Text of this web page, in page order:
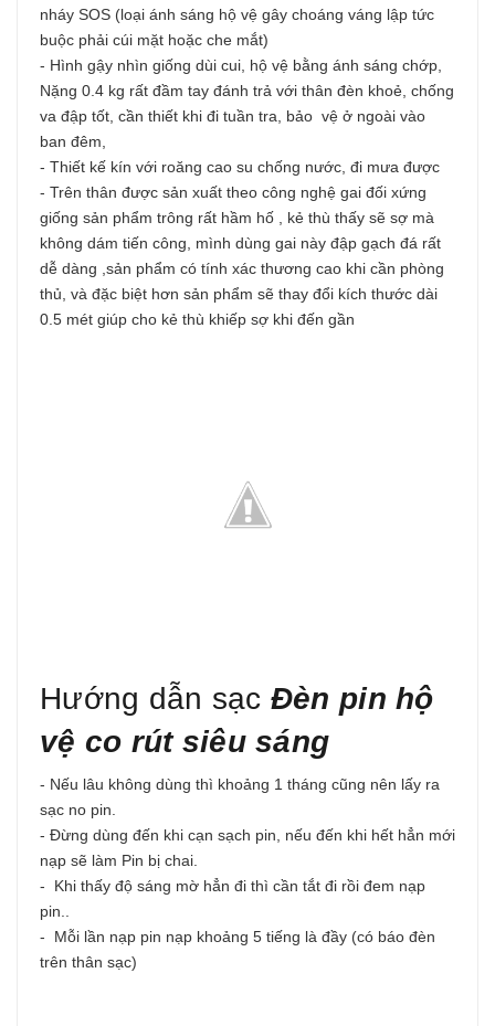
nháy SOS (loại ánh sáng hộ vệ gây choáng váng lập tức
buộc phải cúi mặt hoặc che mắt)
- Hình gậy nhìn giống dùi cui, hộ vệ bằng ánh sáng chớp,
Nặng 0.4 kg rất đầm tay đánh trả với thân đèn khoẻ, chống
va đập tốt, cần thiết khi đi tuần tra, bảo vệ ở ngoài vào
ban đêm,
- Thiết kế kín với roăng cao su chống nước, đi mưa được
- Trên thân được sản xuất theo công nghệ gai đối xứng
giống sản phẩm trông rất hầm hố , kẻ thù thấy sẽ sợ mà
không dám tiến công, mình dùng gai này đập gạch đá rất
dễ dàng ,sản phẩm có tính xác thương cao khi cần phòng
thủ, và đặc biệt hơn sản phẩm sẽ thay đổi kích thước dài
0.5 mét giúp cho kẻ thù khiếp sợ khi đến gần
Hướng dẫn sạc Đèn pin hộ
vệ co rút siêu sáng
- Nếu lâu không dùng thì khoảng 1 tháng cũng nên lấy ra
sạc no pin.
- Đừng dùng đến khi cạn sạch pin, nếu đến khi hết hẳn mới
nạp sẽ làm Pin bị chai.
- Khi thấy độ sáng mờ hẳn đi thì cần tắt đi rồi đem nạp
pin..
- Mỗi lần nạp pin nạp khoảng 5 tiếng là đầy (có báo đèn
trên thân sạc)